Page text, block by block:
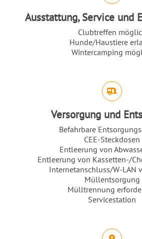
Ausstattung, Service und
Clubtreffen
Hunde/Haustiere
Wintercamping
Versorgung und
Befahrbare
CEE-Steckdosen
Entleerung von
Entleerung von Kassetten-/
Internetanschluss/W-LAN
Müllentsorgung
Mülltrennung
Servicestation